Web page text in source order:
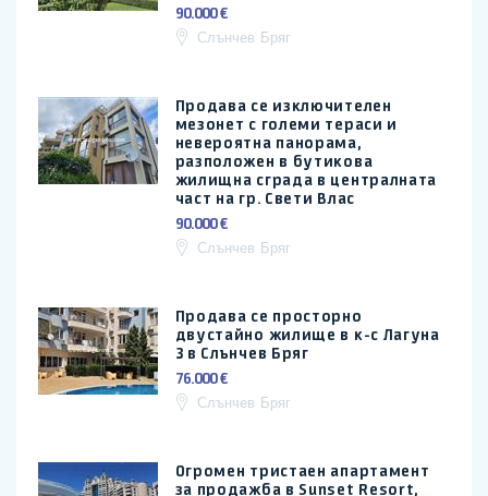
90.000 €
Слънчев Бряг
Продава се изключителен
мезонет с големи тераси и
невероятна панорама,
разположен в бутикова
жилищна сграда в централната
част на гр. Свети Влас
90.000 €
Слънчев Бряг
Продава се просторно
двустайно жилище в к-с Лагуна
3 в Слънчев Бряг
76.000 €
Слънчев Бряг
Огромен тристаен апартамент
за продажба в Sunset Resort,